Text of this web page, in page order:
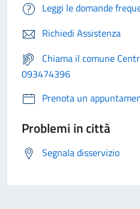
Leggi le domande
Richiedi Assistenza
Chiama il comune
093474396
Prenota un
Problemi in città
Segnala disservizio